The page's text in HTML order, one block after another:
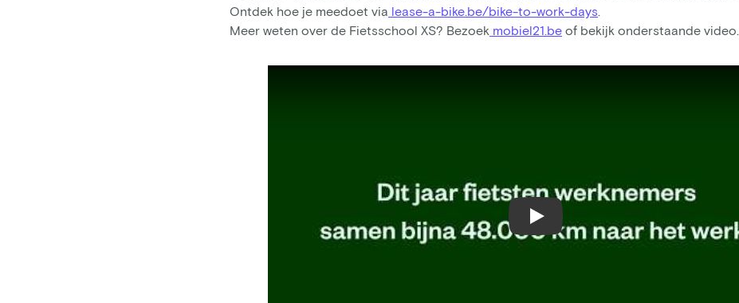
Ontdek hoe je meedoet via lease-a-bike.be/bike-to-work-days.
Meer weten over de Fietsschool XS? Bezoek mobiel21.be of bekijk onderstaande video.
YouTube video player